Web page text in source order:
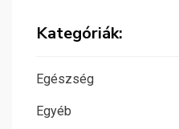
Kategóriák:
Egészség
Egyéb